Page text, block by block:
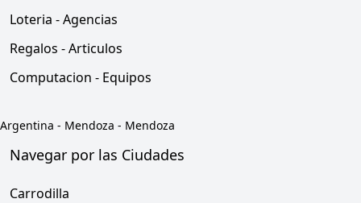
Loteria - Agencias
Regalos - Articulos
Computacion - Equipos
Argentina - Mendoza - Mendoza
Navegar por las Ciudades
Carrodilla